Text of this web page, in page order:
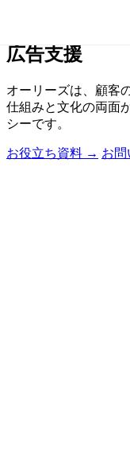
広告支援
オーリーズは、顧客
仕組みと文化の両面
シーです。
お役立ち資料 → お問